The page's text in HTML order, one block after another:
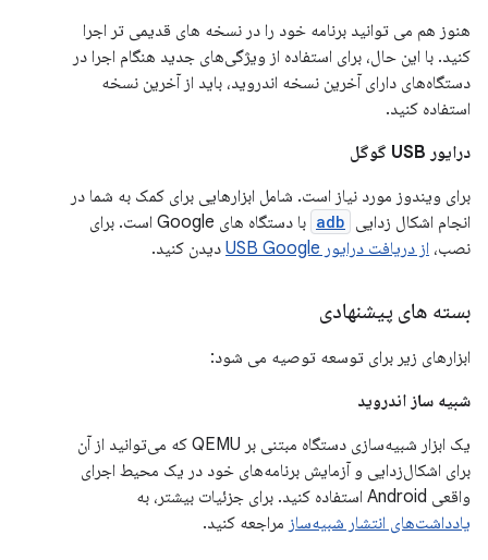
هنوز هم می توانید برنامه خود را در نسخه های قدیمی تر اجرا
کنید. با این حال، برای استفاده از ویژگی‌های جدید هنگام اجرا در
دستگاه‌های دارای آخرین نسخه اندروید، باید از آخرین نسخه
استفاده کنید.
درایور USB گوگل
برای ویندوز مورد نیاز است. شامل ابزارهایی برای کمک به شما در
انجام اشکال زدایی adb
با دستگاه های Google است. برای
نصب، از دریافت درایور USB Google دیدن کنید.
بسته های پیشنهادی
ابزارهای زیر برای توسعه توصیه می شود:
شبیه ساز اندروید
یک ابزار شبیه‌سازی دستگاه مبتنی بر QEMU که می‌توانید از آن
برای اشکال‌زدایی و آزمایش برنامه‌های خود در یک محیط اجرای
واقعی Android استفاده کنید. برای جزئیات بیشتر، به
یادداشت‌های انتشار شبیه‌ساز مراجعه کنید.